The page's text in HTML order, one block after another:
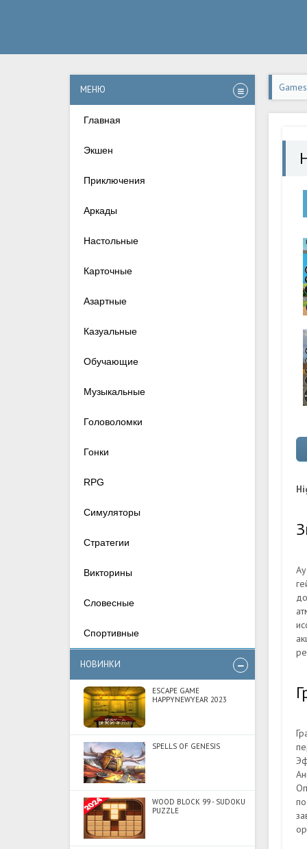
МЕНЮ
Главная
Экшен
Приключения
Аркады
Настольные
Карточные
Азартные
Казуальные
Обучающие
Музыкальные
Головоломки
Гонки
RPG
Симуляторы
Стратегии
Викторины
Словесные
Спортивные
НОВИНКИ
ESCAPE GAME
HAPPYNEWYEAR 2023
SPELLS OF GENESIS
WOOD BLOCK 99 - SUDOKU
PUZZLE